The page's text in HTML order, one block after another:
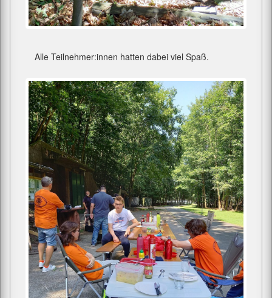
Alle Teilnehmer:innen hatten dabei viel Spaß.